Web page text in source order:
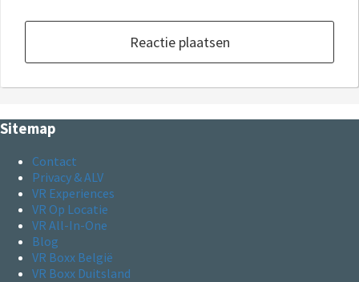
Reactie plaatsen
Sitemap
Contact
Privacy & ALV
VR Experiences
VR Op Locatie
VR All-In-One
Blog
VR Boxx België
VR Boxx Duitsland